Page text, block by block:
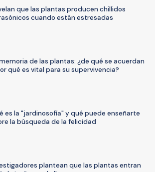
que las plantas producen chillidos
cuando están estresadas
de las plantas: ¿de qué se acuerdan
qué es vital para su supervivencia?
es la "jardinosofía" y qué puede enseñarte
la búsqueda de la felicidad
plantean que las plantas entran